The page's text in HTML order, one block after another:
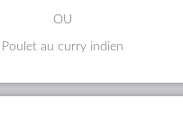
OU
Poulet au curry indien